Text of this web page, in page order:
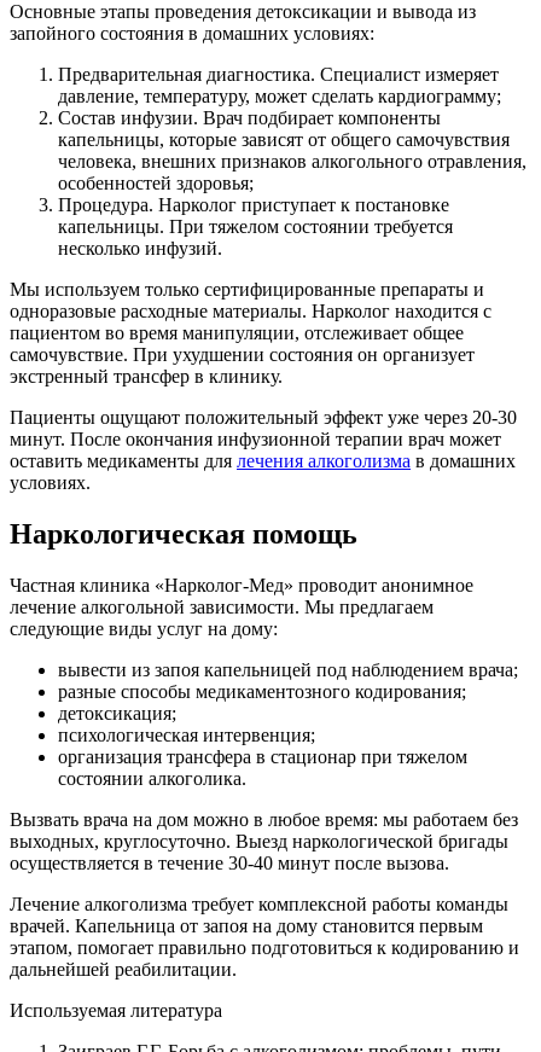
Основные этапы проведения детоксикации и вывода из
запойного состояния в домашних условиях:
Предварительная диагностика. Специалист измеряет
давление, температуру, может сделать кардиограмму;
Состав инфузии. Врач подбирает компоненты
капельницы, которые зависят от общего самочувствия
человека, внешних признаков алкогольного отравления,
особенностей здоровья;
Процедура. Нарколог приступает к постановке
капельницы. При тяжелом состоянии требуется
несколько инфузий.
Мы используем только сертифицированные препараты и
одноразовые расходные материалы. Нарколог находится с
пациентом во время манипуляции, отслеживает общее
самочувствие. При ухудшении состояния он организует
экстренный трансфер в клинику.
Пациенты ощущают положительный эффект уже через 20-30
минут. После окончания инфузионной терапии врач может
оставить медикаменты для лечения алкоголизма в домашних
условиях.
Наркологическая помощь
Частная клиника «Нарколог-Мед» проводит анонимное
лечение алкогольной зависимости. Мы предлагаем
следующие виды услуг на дому:
вывести из запоя капельницей под наблюдением врача;
разные способы медикаментозного кодирования;
детоксикация;
психологическая интервенция;
организация трансфера в стационар при тяжелом
состоянии алкоголика.
Вызвать врача на дом можно в любое время: мы работаем без
выходных, круглосуточно. Выезд наркологической бригады
осуществляется в течение 30-40 минут после вызова.
Лечение алкоголизма требует комплексной работы команды
врачей. Капельница от запоя на дому становится первым
этапом, помогает правильно подготовиться к кодированию и
дальнейшей реабилитации.
Используемая литература